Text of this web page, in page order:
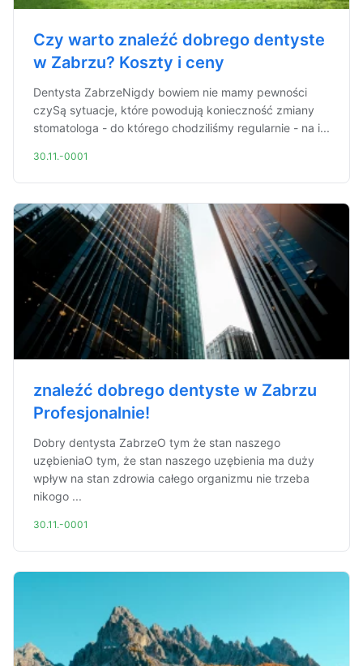
Czy warto znaleźć dobrego dentyste
w Zabrzu? Koszty i ceny
Dentysta ZabrzeNigdy bowiem nie mamy pewności
czySą sytuacje, które powodują konieczność zmiany
stomatologa - do którego chodziliśmy regularnie - na i...
30.11.-0001
znaleźć dobrego dentyste w Zabrzu
Profesjonalnie!
Dobry dentysta ZabrzeO tym że stan naszego
uzębieniaO tym, że stan naszego uzębienia ma duży
wpływ na stan zdrowia całego organizmu nie trzeba
nikogo ...
30.11.-0001